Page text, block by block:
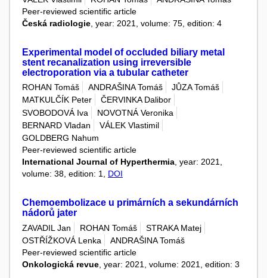
Peer-reviewed scientific article
Česká radiologie , year: 2021, volume: 75, edition: 4
Experimental model of occluded biliary metal
stent recanalization using irreversible
electroporation via a tubular catheter
ROHAN Tomáš ANDRAŠINA Tomáš
JŮZA Tomáš
MATKULČÍK Peter
ČERVINKA Dalibor
SVOBODOVÁ Iva
NOVOTNÁ Veronika
BERNARD Vladan
VÁLEK Vlastimil
GOLDBERG Nahum
Peer-reviewed scientific article
International Journal of Hyperthermia, year: 2021,
volume: 38, edition: 1, DOI
Chemoembolizace u primárních a sekundárních
nádorů jater
ZAVADIL Jan ROHAN Tomáš
STRAKA Matej
OSTŘÍŽKOVÁ Lenka
ANDRAŠINA Tomáš
Peer-reviewed scientific article
Onkologická revue , year: 2021, volume: 2021, edition: 3